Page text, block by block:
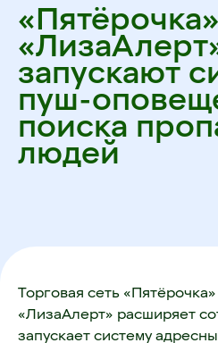
запускают
пуш-
поиска
людей
Торговая сеть
«ЛизаАлерт» расширяет
запускает систему